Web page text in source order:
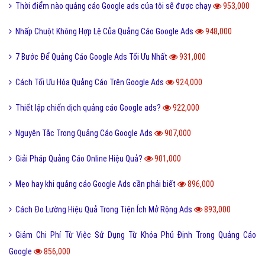
Thời điểm nào quảng cáo Google ads của tôi sẽ được chạy 953,000
Nhấp Chuột Không Hợp Lệ Của Quảng Cáo Google Ads 948,000
7 Bước Để Quảng Cáo Google Ads Tối Ưu Nhất 931,000
Cách Tối Ưu Hóa Quảng Cáo Trên Google Ads 924,000
Thiết lập chiến dịch quảng cáo Google ads? 922,000
Nguyên Tắc Trong Quảng Cáo Google Ads 907,000
Giải Pháp Quảng Cáo Online Hiệu Quả? 901,000
Mẹo hay khi quảng cáo Google Ads cần phải biết 896,000
Cách Đo Lường Hiệu Quả Trong Tiện Ích Mở Rộng Ads 893,000
Giảm Chi Phí Từ Việc Sử Dụng Từ Khóa Phủ Định Trong Quảng Cáo
Google
856,000